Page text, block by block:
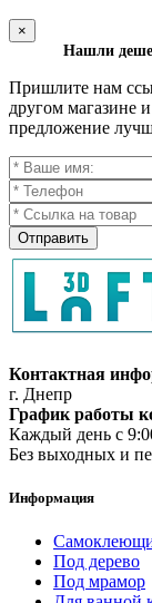
×
Нашли
Пришлите нам
другом магазине
предложение
Отправить
Контактная
г. Днепр
График работы
Каждый день с
Без выходных и
Информация
Под дерево
Под мрамор